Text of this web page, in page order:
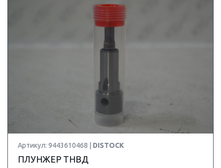
Артикул: 9443610468 | DISTOCK
ПЛУНЖЕР ТНВД